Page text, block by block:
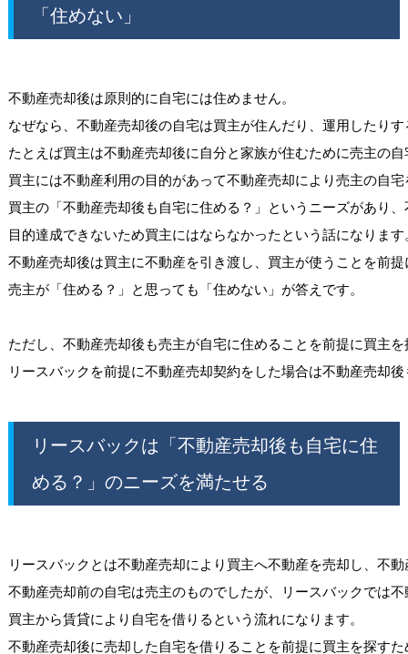
「住めない」
不動産売却後は原則的に自宅には住めません。
なぜなら、不動産売却後の自宅は買主が住んだり、運用したり
たとえば買主は不動産売却後に自分と家族が住むために売主の
買主には不動産利用の目的があって不動産売却により売主の自
買主の「不動産売却後も自宅に住める？」というニーズがあり
目的達成できないため買主にはならなかったという話になります
不動産売却後は買主に不動産を引き渡し、買主が使うことを前
売主が「住める？」と思っても「住めない」が答えです。
ただし、不動産売却後も売主が自宅に住めることを前提に買主
リースバックは「不動産売却後も自宅に住
める？」のニーズを満たせる
リースバックとは不動産売却により買主へ不動産を売却し、不
不動産売却前の自宅は売主のものでしたが、リースバックでは
買主から賃貸により自宅を借りるという流れになります。
不動産売却後に売却した自宅を借りることを前提に買主を探す